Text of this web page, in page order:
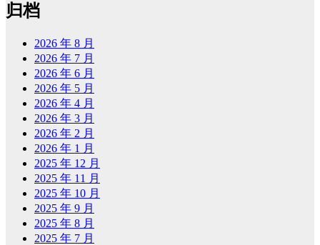
归档
2026 年 8 月
2026 年 7 月
2026 年 6 月
2026 年 5 月
2026 年 4 月
2026 年 3 月
2026 年 2 月
2026 年 1 月
2025 年 12 月
2025 年 11 月
2025 年 10 月
2025 年 9 月
2025 年 8 月
2025 年 7 月